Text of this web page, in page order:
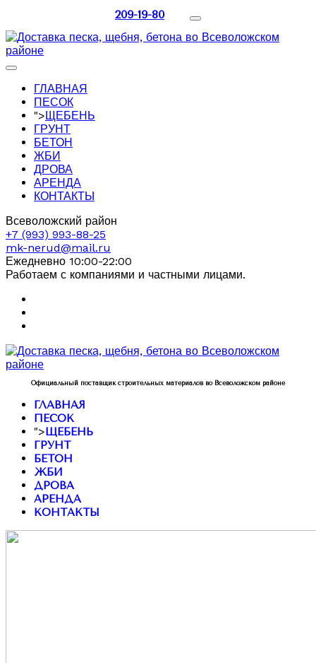
209-19-80
ГЛАВНАЯ
ПЕСОК
">ЩЕБЕНЬ
ГРУНТ
БЕТОН
ЖБИ
ДРОВА
АРЕНДА
КОНТАКТЫ
Всеволожский район
+7 (993) 993-88-25
mk-nerud@mail.ru
Ежедневно 10:00-22:00
Работаем с компаниями и частными лицами.
Официальный поставщик строительных материалов во Всеволожском районе
ГЛАВНАЯ
ПЕСОК
">ЩЕБЕНЬ
ГРУНТ
БЕТОН
ЖБИ
ДРОВА
АРЕНДА
КОНТАКТЫ